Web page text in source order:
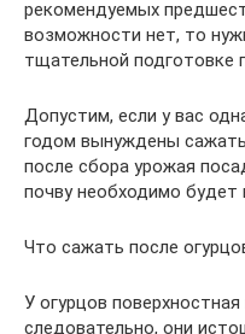
рекомендуемых
возможности нет, то
тщательной подготовке
Допустим, если у вас
годом вынуждены
после сбора урожая
почву необходимо будет
Что сажать после
У огурцов
следовательно, они